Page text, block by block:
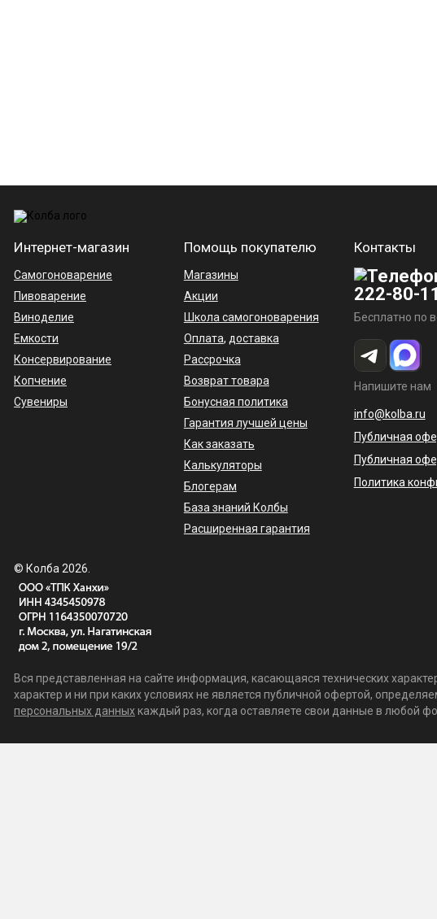
Интернет-магазин
Самогоноварение
Пивоварение
Виноделие
Емкости
Консервирование
Копчение
Сувениры
Помощь покупателю
Магазины
Акции
Школа самогоноварения
Оплата, доставка
Рассрочка
Возврат товара
Бонусная политика
Гарантия лучшей цены
Как заказать
Калькуляторы
Блогерам
База знаний Колбы
Расширенная гарантия
Контакты
222-80-11
Бесплатно по
Напишите нам
info@kolba.ru
Публичная
Публичная
Политика
© Колба 2026.
Вся представленная на сайте информация, касающаяся технических
характер и ни при каких условиях не является публичной офертой,
персональных данныхкаждый раз, когда оставляете свои данные в любой